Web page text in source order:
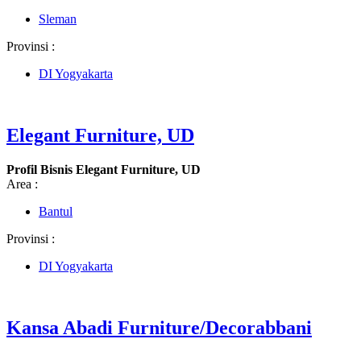
Sleman
Provinsi :
DI Yogyakarta
Elegant Furniture, UD
Profil Bisnis Elegant Furniture, UD
Area :
Bantul
Provinsi :
DI Yogyakarta
Kansa Abadi Furniture/Decorabbani